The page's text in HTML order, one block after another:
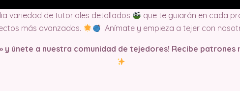
variedad de tutoriales detallados
que te guiarán en cada
más avanzados. ¡Anímate y empieza a tejer con
y únete a nuestra comunidad de tejedores! Recibe patrones